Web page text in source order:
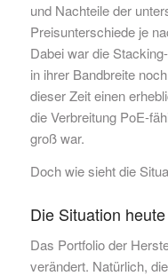
und Nachteile der
Preisunterschiede je
Dabei war die
in ihrer Bandbreite
dieser Zeit einen
die Verbreitung PoE-
groß war.
Doch wie sieht die
Die Situation heute
Das Portfolio der
verändert. Natürlich,